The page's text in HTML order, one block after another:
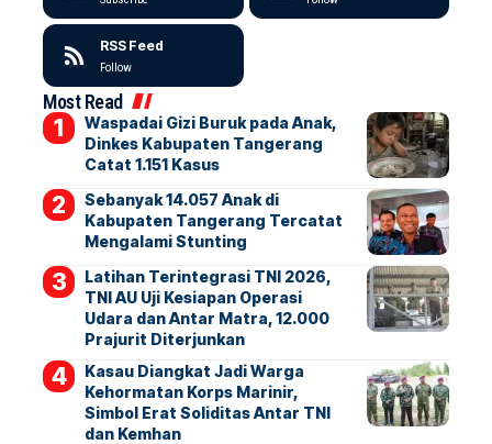
RSS Feed
Follow
Most Read
Waspadai Gizi Buruk pada Anak,
Dinkes Kabupaten Tangerang
Catat 1.151 Kasus
Sebanyak 14.057 Anak di
Kabupaten Tangerang Tercatat
Mengalami Stunting
Latihan Terintegrasi TNI 2026,
TNI AU Uji Kesiapan Operasi
Udara dan Antar Matra, 12.000
Prajurit Diterjunkan
Kasau Diangkat Jadi Warga
Kehormatan Korps Marinir,
Simbol Erat Soliditas Antar TNI
dan Kemhan